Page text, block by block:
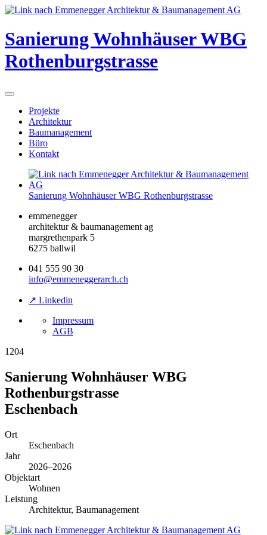
Sanierung Wohnhäuser WBG
Rothenburgstrasse
Projekte
Architektur
Baumanagement
Büro
Kontakt
Sanierung Wohnhäuser WBG Rothenburgstrasse
emmenegger
architektur & baumanagement ag
margrethenpark 5
6275 ballwil
041 555 90 30
info@emmeneggerarch.ch
↗ Linkedin
Impressum
AGB
1204
Sanierung Wohnhäuser WBG
Rothenburgstrasse
Eschenbach
Ort
Eschenbach
Jahr
2026–2026
Objektart
Wohnen
Leistung
Architektur, Baumanagement